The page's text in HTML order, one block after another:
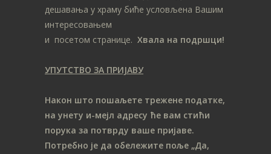
дешавања у храму биће условљена Вашим
интересовањем
и посетом странице. Хвала на подршци!
УПУТСТВО ЗА ПРИЈАВУ
Након што пошаљете трежене податке,
на унету и-мејл адресу ће вам стићи
порука за потврду ваше пријаве.
Потребно је да обележите поље „Да,